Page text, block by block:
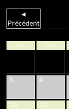
◄
Précédent
lun mar
3 4
10 11